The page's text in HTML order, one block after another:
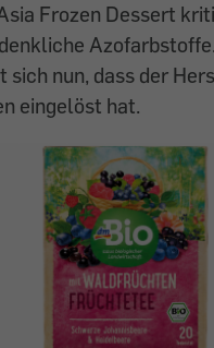
Frozen Dessert
sich nun, dass der
eingelöst hat.